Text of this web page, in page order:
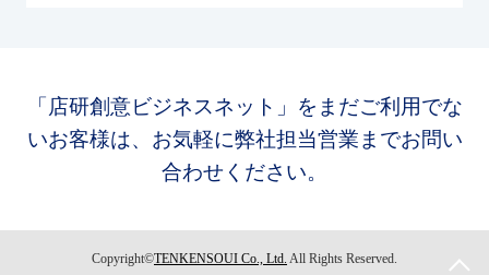
「店研創意ビジネスネット」をまだご利用でな
いお客様は、お気軽に弊社担当営業までお問い
合わせください。
Copyright©TENKENSOUI Co., Ltd. All Rights Reserved.